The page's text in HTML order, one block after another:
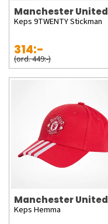
Manchester United
Keps 9TWENTY Stickman
314:-
(ord. 449:-)
Manchester United
Keps Hemma